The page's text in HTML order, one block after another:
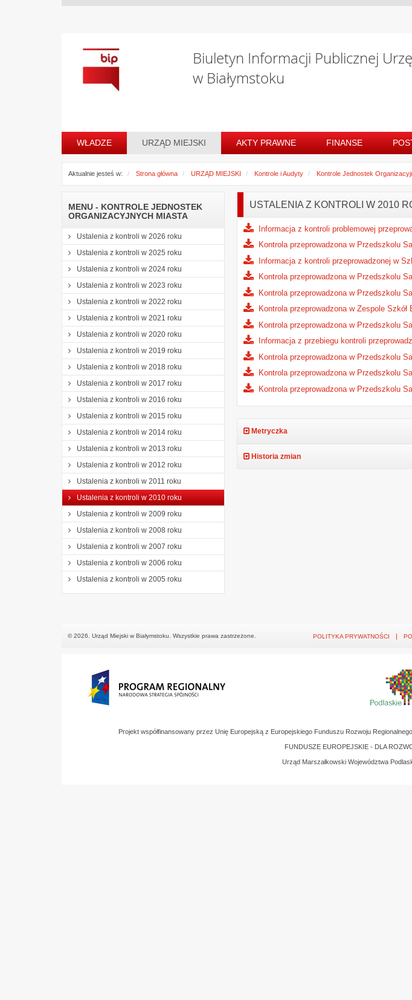
Biuletyn Informacji Publicznej
w Białymstoku
WŁADZE URZĄD MIEJSKI AKTY PRAWNE FINANSE
Aktualnie jesteś w: Strona główna URZĄD MIEJSKI Kontrole i Audyty Kontrole Jednostek
MENU - KONTROLE JEDNOSTEK
ORGANIZACYJNYCH MIASTA
Ustalenia z kontroli w 2026 roku
Ustalenia z kontroli w 2025 roku
Ustalenia z kontroli w 2024 roku
Ustalenia z kontroli w 2023 roku
Ustalenia z kontroli w 2022 roku
Ustalenia z kontroli w 2021 roku
Ustalenia z kontroli w 2020 roku
Ustalenia z kontroli w 2019 roku
Ustalenia z kontroli w 2018 roku
Ustalenia z kontroli w 2017 roku
Ustalenia z kontroli w 2016 roku
Ustalenia z kontroli w 2015 roku
Ustalenia z kontroli w 2014 roku
Ustalenia z kontroli w 2013 roku
Ustalenia z kontroli w 2012 roku
Ustalenia z kontroli w 2011 roku
Ustalenia z kontroli w 2010 roku
Ustalenia z kontroli w 2009 roku
Ustalenia z kontroli w 2008 roku
Ustalenia z kontroli w 2007 roku
Ustalenia z kontroli w 2006 roku
Ustalenia z kontroli w 2005 roku
USTALENIA Z KONTROLI W 2010
Informacja z kontroli problemowej
Kontrola przeprowadzona w Przedszkolu
Informacja z kontroli przeprowadzonej w
Kontrola przeprowadzona w Przedszkolu
Kontrola przeprowadzona w Przedszkolu
Kontrola przeprowadzona w Zespole
Kontrola przeprowadzona w Przedszkolu
Informacja z przebiegu kontroli
Kontrola przeprowadzona w Przedszkolu
Kontrola przeprowadzona w Przedszkolu
Kontrola przeprowadzona w Przedszkolu
Metryczka
Historia zmian
© 2026. Urząd Miejski w Białymstoku. Wszystkie prawa zastrzeżone. POLITYKA PRYWATNOŚCI
Projekt współfinansowany przez Unię Europejską z Europejskiego Funduszu Rozwoju
FUNDUSZE EUROPEJSKIE - DLA
Urząd Marszałkowski Województwa